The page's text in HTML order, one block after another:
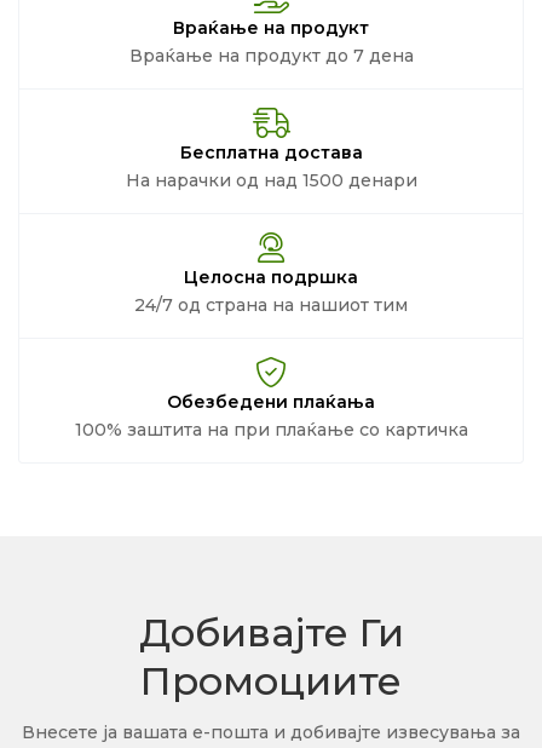
Враќање на продукт
Враќање на продукт до 7 дена
Бесплатна достава
На нарачки од над 1500 денари
Целосна подршка
24/7 од страна на нашиот тим
Обезбедени плаќања
100% заштита на при плаќање со картичка
Добивајте Ги
Промоциите
Внесете ја вашата е-пошта и добивајте извесувања за